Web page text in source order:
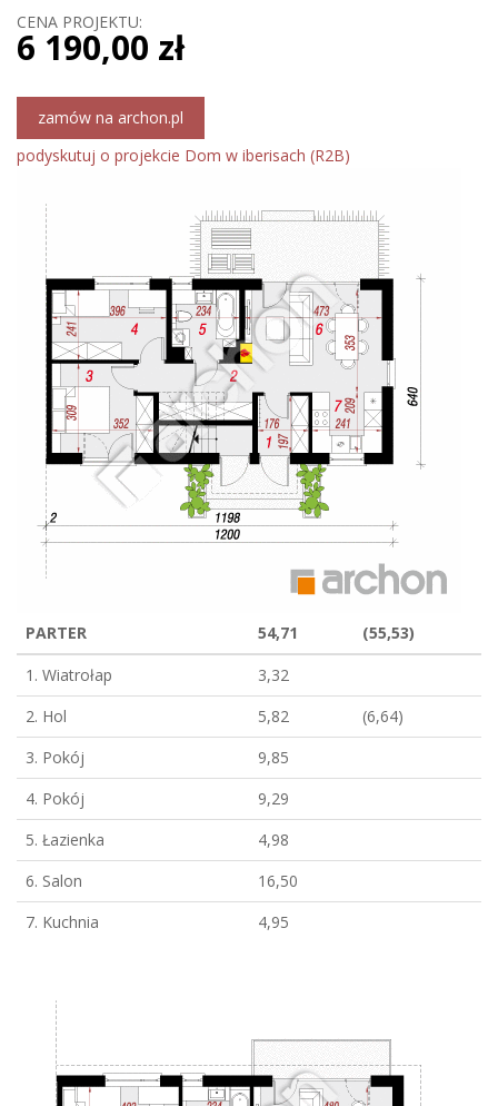
CENA PROJEKTU:
6 190,00 zł
zamów na archon.pl
podyskutuj o projekcie Dom w iberisach (R2B)
PARTER 54,71
(55,53)
1. Wiatrołap
3,32
2. Hol
5,82
(6,64)
3. Pokój
9,85
4. Pokój
9,29
5. Łazienka
4,98
6. Salon
16,50
7. Kuchnia
4,95